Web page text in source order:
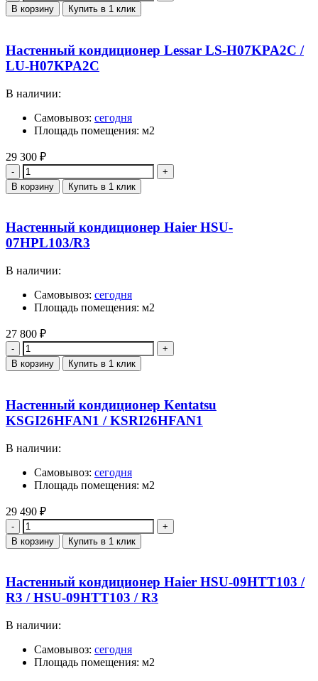
В корзину Купить в 1 клик
Настенный кондиционер Lessar LS-H07KPA2C /
LU-H07KPA2C
В наличии:
Самовывоз: сегодня
Площадь помещения: м2
29 300 ₽
Количество
В корзину Купить в 1 клик
Настенный кондиционер Haier HSU-
07HPL103/R3
В наличии:
Самовывоз: сегодня
Площадь помещения: м2
27 800 ₽
Количество
В корзину Купить в 1 клик
Настенный кондиционер Kentatsu
KSGI26HFAN1 / KSRI26HFAN1
В наличии:
Самовывоз: сегодня
Площадь помещения: м2
29 490 ₽
Количество
В корзину Купить в 1 клик
Настенный кондиционер Haier HSU-09HTT103 /
R3 / HSU-09HTT103 / R3
В наличии:
Самовывоз: сегодня
Площадь помещения: м2